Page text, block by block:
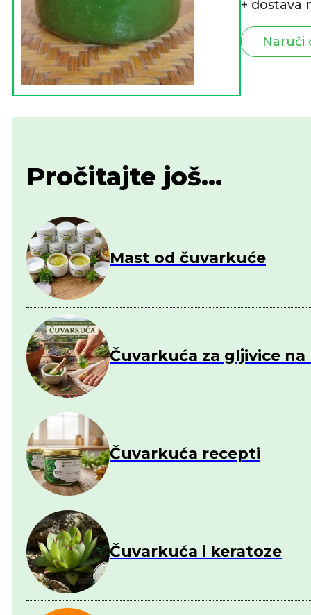
+ dostava
Naruči
Pročitajte još...
Mast od čuvarkuće
Čuvarkuća za gljivice
Čuvarkuća recepti
Čuvarkuća i keratoze